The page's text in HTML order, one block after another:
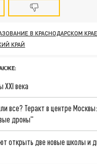
В КРАСНОДАРСКОМ КРАЕ
КРАЙ
XXI века
все? Теракт в центре
дроны"
открыть две новые школы и